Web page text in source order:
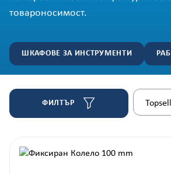
товароносимост.
ШКАФОВЕ ЗА ИНСТРУМЕНТИ
ФИЛТЪР